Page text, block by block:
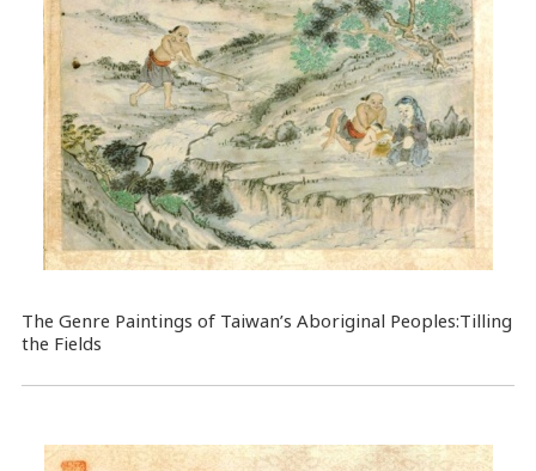
The Genre Paintings of Taiwan’s Aboriginal Peoples:Tilling
the Fields